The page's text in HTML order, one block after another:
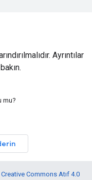
Ayrıntılar
mu?
Creative Commons Atıf 4.0